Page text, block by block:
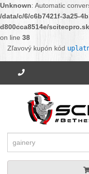
Unknown: Automatic
/data/c/6/c6b7421f-3a25-
d800cca8514e/
on line 38
Zľavový kupón kód
Potrebujete poradiť?